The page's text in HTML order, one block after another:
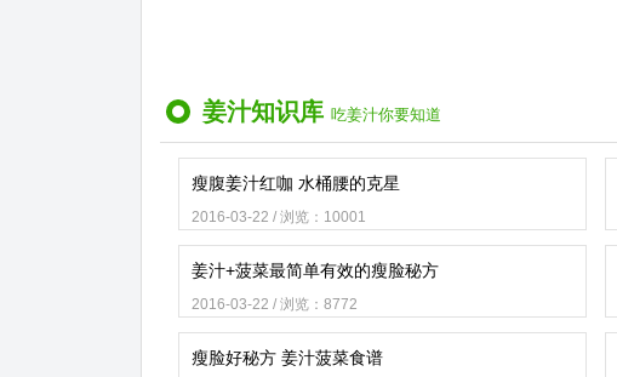
姜汁知识库 吃姜汁你要知道
瘦腹姜汁红咖 水桶腰的克星
2016-03-22 / 浏览：10001
姜汁+菠菜最简单有效的瘦脸秘方
2016-03-22 / 浏览：8772
瘦脸好秘方 姜汁菠菜食谱